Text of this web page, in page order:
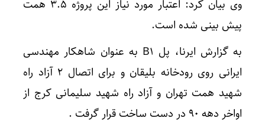
وی بیان کرد: اعتبار مورد نیاز این پروژه ۳.۵ همت
پیش بینی شده است.
به گزارش ایرنا، پل B۱ به عنوان شاهکار مهندسی
ایرانی روی رودخانه بلیقان و برای اتصال ۲ آزاد راه
شهید همت تهران و آزاد راه شهید سلیمانی کرج از
اواخر دهه ۹۰ در دست ساخت قرار گرفت .